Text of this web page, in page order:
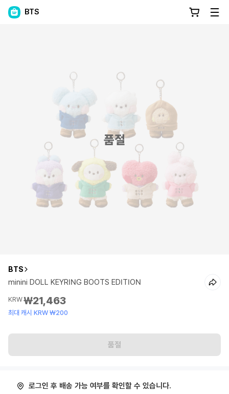
BTS
품절
BTS
minini DOLL KEYRING BOOTS EDITION
KRW₩21,463
최대 캐시 KRW ₩200
품절
로그인 후 배송 가능 여부를 확인할 수 있습니다.